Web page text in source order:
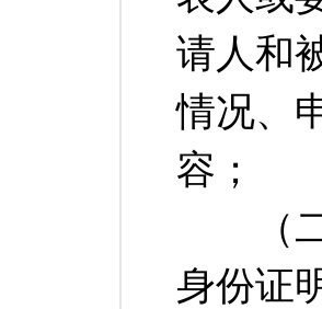
请人和
情况、
容；
（二
身份证